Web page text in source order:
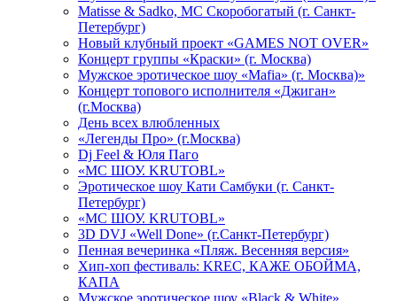
Matissе & Sadko, MC Скоробогатый (г. Санкт-
Петербург)
Новый клубный проект «GAMES NOT OVER»
Концерт группы «Краски» (г. Москва)
Мужское эротическое шоу «Mafia» (г. Москва)»
Концерт топового исполнителя «Джиган»
(г.Москва)
День всех влюбленных
«Легенды Про» (г.Москва)
Dj Feel & Юля Паго
«МС ШОУ. KRUTOBL»
Эротическое шоу Кати Самбуки (г. Санкт-
Петербург)
«МС ШОУ. KRUTOBL»
3D DVJ «Well Done» (г.Санкт-Петербург)
Пенная вечеринка «Пляж. Весенняя версия»
Хип-хоп фестиваль: KREC, КАЖЕ ОБОЙМА,
КАПА
Мужское эротическое шоу «Black & White»